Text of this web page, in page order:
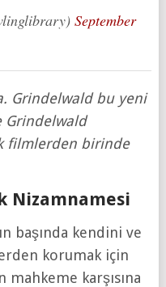
September
Grindelwald bu yeni
Grindelwald
filmlerden birinde
Nizamnamesi
başında kendini ve
korumak için
mahkeme karşısına